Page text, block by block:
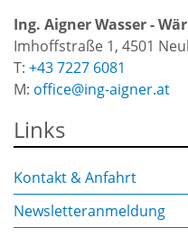
Ing. Aigner Wasser -
Imhoffstraße 1, 4501
T: +43 7227 6081
M: office@ing-aigner.at
Links
Kontakt & Anfahrt
Newsletteranmeldung